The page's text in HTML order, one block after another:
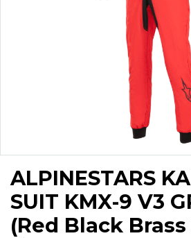
ALPINESTARS
SUIT KMX-9 V3
(Red Black